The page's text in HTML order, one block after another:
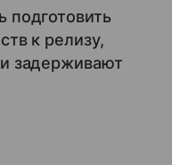
подготовить
к релизу,
задерживают